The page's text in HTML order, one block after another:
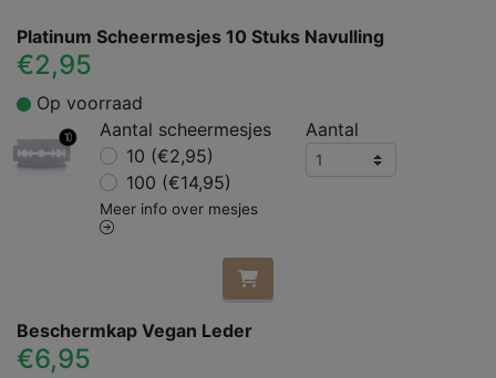
Platinum Scheermesjes 10 Stuks Navulling
€2,95
Op voorraad
Aantal scheermesjes
10 (€2,95)
100 (€14,95)
Meer info over mesjes
Aantal
Beschermkap Vegan Leder
€6,95